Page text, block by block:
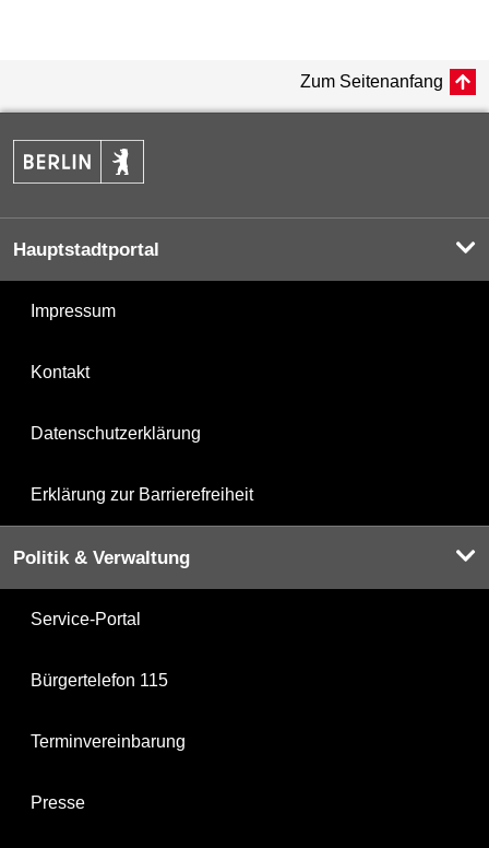
Zum Seitenanfang
Hauptstadtportal
Impressum
Kontakt
Datenschutzerklärung
Erklärung zur Barrierefreiheit
Politik & Verwaltung
Service-Portal
Bürgertelefon 115
Terminvereinbarung
Presse